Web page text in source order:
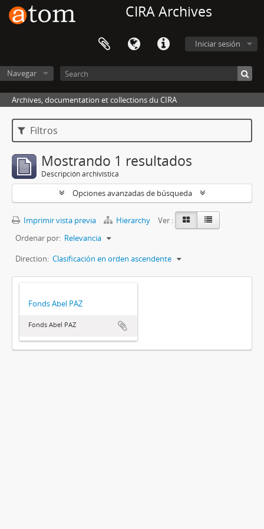
CIRA Archives
Iniciar sesión
Navegar
Archives, documentation et collections du CIRA
Filtros
Mostrando 1 resultados
Descripción archivística
Opciones avanzadas de búsqueda
Imprimir vista previa Hierarchy
Ver :
Ordenar por: Relevancia
Direction: Clasificación en orden ascendente
Fonds Abel PAZ
Fonds Abel PAZ